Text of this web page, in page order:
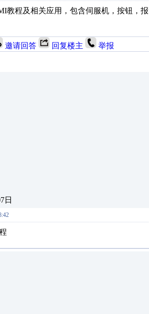
教程及相关应用，包含伺服机，按钮，
邀请回答 回复楼主 举报
日